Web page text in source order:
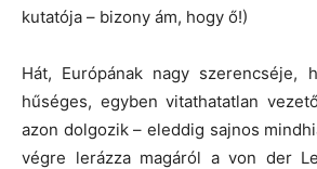
kutatója – bizony ám, hogy ő!)
Hát, Európának nagy szerencséje,
hűséges, egyben vitathatatlan
azon dolgozik – eleddig sajnos
végre lerázza magáról a von der